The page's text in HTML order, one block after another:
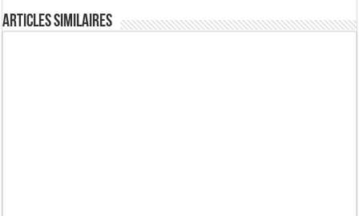
Articles similaires